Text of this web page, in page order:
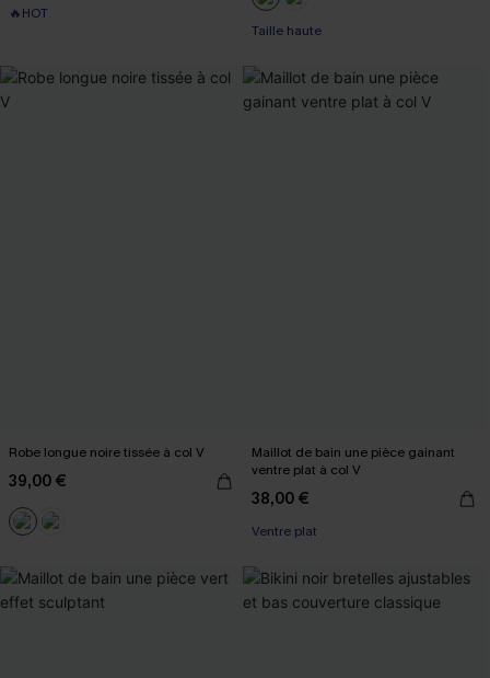
🔥HOT
Taille haute
Robe longue noire tissée à col V
39,00 €
Maillot de bain une pièce gainant
ventre plat à col V
38,00 €
Ventre plat